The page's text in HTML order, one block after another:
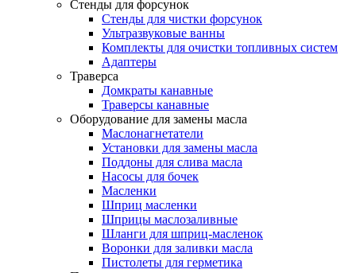
Стенды для форсунок
Стенды для чистки форсунок
Ультразвуковые ванны
Комплекты для очистки топливных систем
Адаптеры
Траверса
Домкраты канавные
Траверсы канавные
Оборудование для замены масла
Маслонагнетатели
Установки для замены масла
Поддоны для слива масла
Насосы для бочек
Масленки
Шприц масленки
Шприцы маслозаливные
Шланги для шприц-масленок
Воронки для заливки масла
Пистолеты для герметика